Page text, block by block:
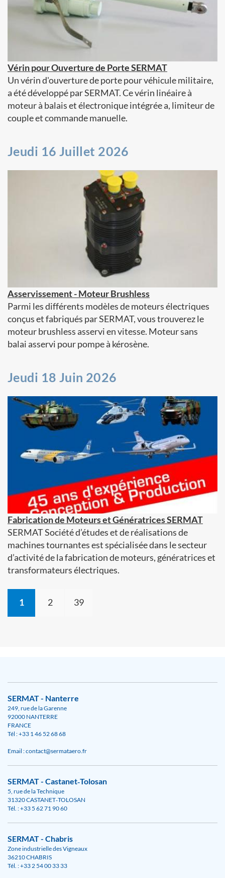
Vérin pour Ouverture de Porte SERMAT
Un vérin d'ouverture de porte pour véhicule militaire,
a été développé par SERMAT. Ce vérin linéaire à
moteur à balais et électronique intégrée a, limiteur de
couple et commande manuelle.
Jeudi 16 Juillet 2026
Asservissement - Moteur Brushless
Parmi les différents modèles de moteurs électriques
conçus et fabriqués par SERMAT, vous trouverez le
moteur brushless asservi en vitesse. Moteur sans
balai asservi pour pompe à kérosène.
Jeudi 18 Juin 2026
Fabrication de Moteurs et Génératrices SERMAT
SERMAT Société d’études et de réalisations de
machines tournantes est spécialisée dans le secteur
d’activité de la fabrication de moteurs, génératrices et
transformateurs électriques.
1 2 39
SERMAT - Nanterre
249, rue de la Garenne
92000 NANTERRE
FRANCE
Tél : +33 1 46 52 68 68
Email : contact@sermataero.fr
SERMAT - Castanet‑Tolosan
5, rue de la Technique
31320 CASTANET‑TOLOSAN
Tél. : +33 5 62 71 90 60
SERMAT - Chabris
Zone industrielle des Vigneaux
36210 CHABRIS
Tél. : +33 2 54 00 33 33